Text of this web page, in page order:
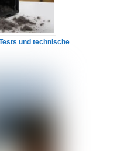
und technische